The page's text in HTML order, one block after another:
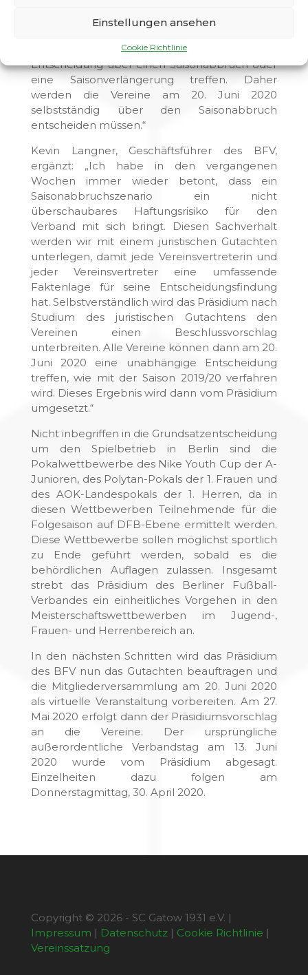
Einstellungen ansehen
Cookie Richtlinie
Saisonabbruch favorisiert. Dieses Meinungsbild
Einschätzung kann das Präsidium keine
Entscheidung über einen Saisonabbruch oder
eine Saisonverlängerung treffen. Daher
werden die Vereine am 20. Juni 2020
selbstständig über den Saisonabbruch
entscheiden müssen.“
Kevin Langner, Geschäftsführer des BFV,
ergänzt: „Ich habe in den vergangenen
Wochen immer wieder betont, dass ein
Saisonabbruchszenario ein nicht
überschaubares Haftungsrisiko für den
Verband mit sich bringt. Diesen Sachverhalt
werden wir mit einem juristischen Gutachten
unterlegen, damit jede Vereinsvertreterin und
jeder Vereinsvertreter eine umfassende
Faktenlage für seine Entscheidungsfindung
hat. Selbstverständlich wird das Präsidium nach
Studium des juristischen Gutachtens den
Vereinen einen Beschlussvorschlag
unterbreiten. Alle Vereine können dann am 20.
Juni 2020 eine unabhängige Entscheidung
treffen, wie mit der Saison 2019/20 verfahren
wird. Dieses Ergebnis wird dann vom Präsidium
umgesetzt.“
Nicht inbegriffen in die Grundsatzentscheidung
um den Spielbetrieb in Berlin sind die
Pokalwettbewerbe des Nike Youth Cup der A-
Junioren, des Polytan-Pokals der 1. Frauen und
des AOK-Landespokals der 1. Herren, da in
diesen Wettbewerben Teilnehmende für die
Folgesaison auf DFB-Ebene ermittelt werden.
Diese Wettbewerbe sollen möglichst sportlich
zu Ende geführt werden, sobald es die
behördlichen Auflagen zulassen. Insgesamt
strebt das Präsidium des Berliner Fußball-
Verbandes ein einheitliches Vorgehen in den
Meisterschaftswettbewerben im Jugend-,
Frauen- und Herrenbereich an.
In den nächsten Schritten wird das Präsidium
des BFV nun das Gutachten beauftragen und
die Mitgliederversammlung am 20. Juni 2020
als virtuelle Veranstaltung vorbereiten. Am 27.
Mai 2020 erfolgt dann der Präsidiumsvorschlag
an die Vereine. Der ursprüngliche
außerordentliche Verbandstag am 13. Juni
2020 wurde vom Präsidium abgesagt.
Einzelheiten dazu folgen am
Donnerstagmittag, 30. April 2020.
Copyright © 2026 - SC Gatow 1931 e.V. |
Impressum | Datenschutz| Cookie Richtlinie |
Vereinssatzung